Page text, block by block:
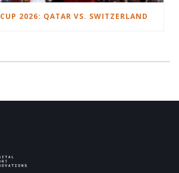
2026: QATAR VS. SWITZERLAND